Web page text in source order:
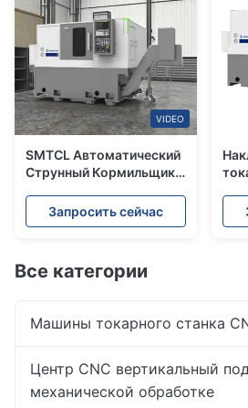
VIDEO
SMTCL Автоматический
Струнный Кормильщик
CNC Токарный станк
HTC30H для продажи,
небольших деталей
Запросить сейчас
Все категории
Машины токарного станка
Центр CNC вертикальный
механической обработке